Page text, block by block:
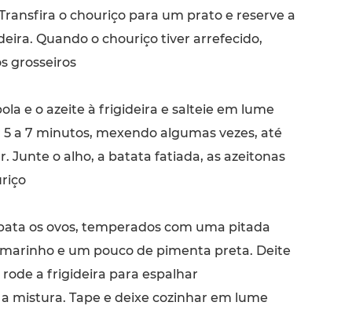
o chouriço para um prato e reserve a
Quando o chouriço tiver arrefecido,
grosseiros
e o azeite à frigideira e salteie em lume
a 7 minutos, mexendo algumas vezes, até
Junte o alho, a batata fatiada, as azeitonas
os ovos, temperados com uma pitada
e um pouco de pimenta preta. Deite
a frigideira para espalhar
mistura. Tape e deixe cozinhar em lume